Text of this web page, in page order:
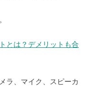
とは？デメリットも合
ラ、マイク、スピーカ